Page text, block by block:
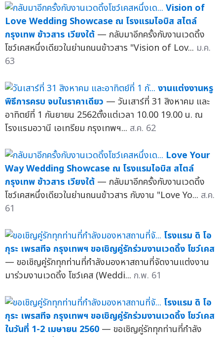
Vision of
Love Wedding Showcase ณ โรงแรมไอบิส สไตล์
กรุงเทพ ข้าวสาร เวียงใต้ — กลับมาอีกครั้งกับงานเวดดิ้ง
โชว์เคสหนึ่งเดียวในย่านถนนข้าวสาร "Vision of Lov... ม.ค.
63
งานแต่งงานหรู
พิธีการครบ จบในราคาเดียว — วันเสาร์ที่ 31 สิงหาคม และ
อาทิตย์ที่ 1 กันยายน 2562ตั้งแต่เวลา 10.00 19.00 น. ณ
โรงแรมอวานี เอเทรียม กรุงเทพฯ... ส.ค. 62
Love Your
Way Wedding Showcase ณ โรงแรมไอบิส สไตล์
กรุงเทพ ข้าวสาร เวียงใต้ — กลับมาอีกครั้งกับงานเวดดิ้ง
โชว์เคสหนึ่งเดียวในย่านถนนข้าวสาร กับงาน "Love Yo... ส.ค.
61
โรงแรม ดิ โอ
กุระ เพรสทีจ กรุงเทพฯ ขอเชิญคู่รักร่วมงานเวดดิ้ง โชว์เคส
— ขอเชิญคู่รักทุกท่านที่กำลังมองหาสถานที่จัดงานแต่งงาน
มาร่วมงานเวดดิ้ง โชว์เคส (Weddi... ก.พ. 61
โรงแรม ดิ โอ
กุระ เพรสทีจ กรุงเทพฯ ขอเชิญคู่รักร่วมงานเวดดิ้ง โชว์เคส
ในวันที่ 1-2 เมษายน 2560 — ขอเชิญคู่รักทุกท่านที่กำลัง